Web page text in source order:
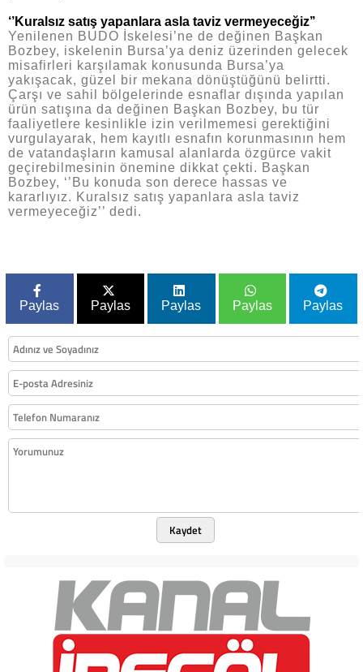
‘’Kuralsız satış yapanlara asla taviz vermeyeceğiz’’
Yenilenen BUDO İskelesi’ne de değinen Başkan
Bozbey, iskelenin Bursa’ya deniz üzerinden gelecek
misafirleri karşılamak konusunda Bursa’ya
yakışacak, güzel bir mekana dönüştüğünü belirtti.
Çarşı ve sahil bölgelerinde esnaflar dışında yapılan
ürün satışına da değinen Başkan Bozbey, bu tür
faaliyetlere kesinlikle izin verilmemesi gerektiğini
vurgulayarak, hem kayıtlı esnafın korunmasının hem
de vatandaşların kamusal alanlarda özgürce vakit
geçirebilmesinin önemine dikkat çekti. Başkan
Bozbey, ‘’Bu konuda son derece hassas ve
kararlıyız. Kuralsız satış yapanlara asla taviz
vermeyeceğiz’’ dedi.
Paylas Paylas Paylas Paylas Paylas
Kaydet